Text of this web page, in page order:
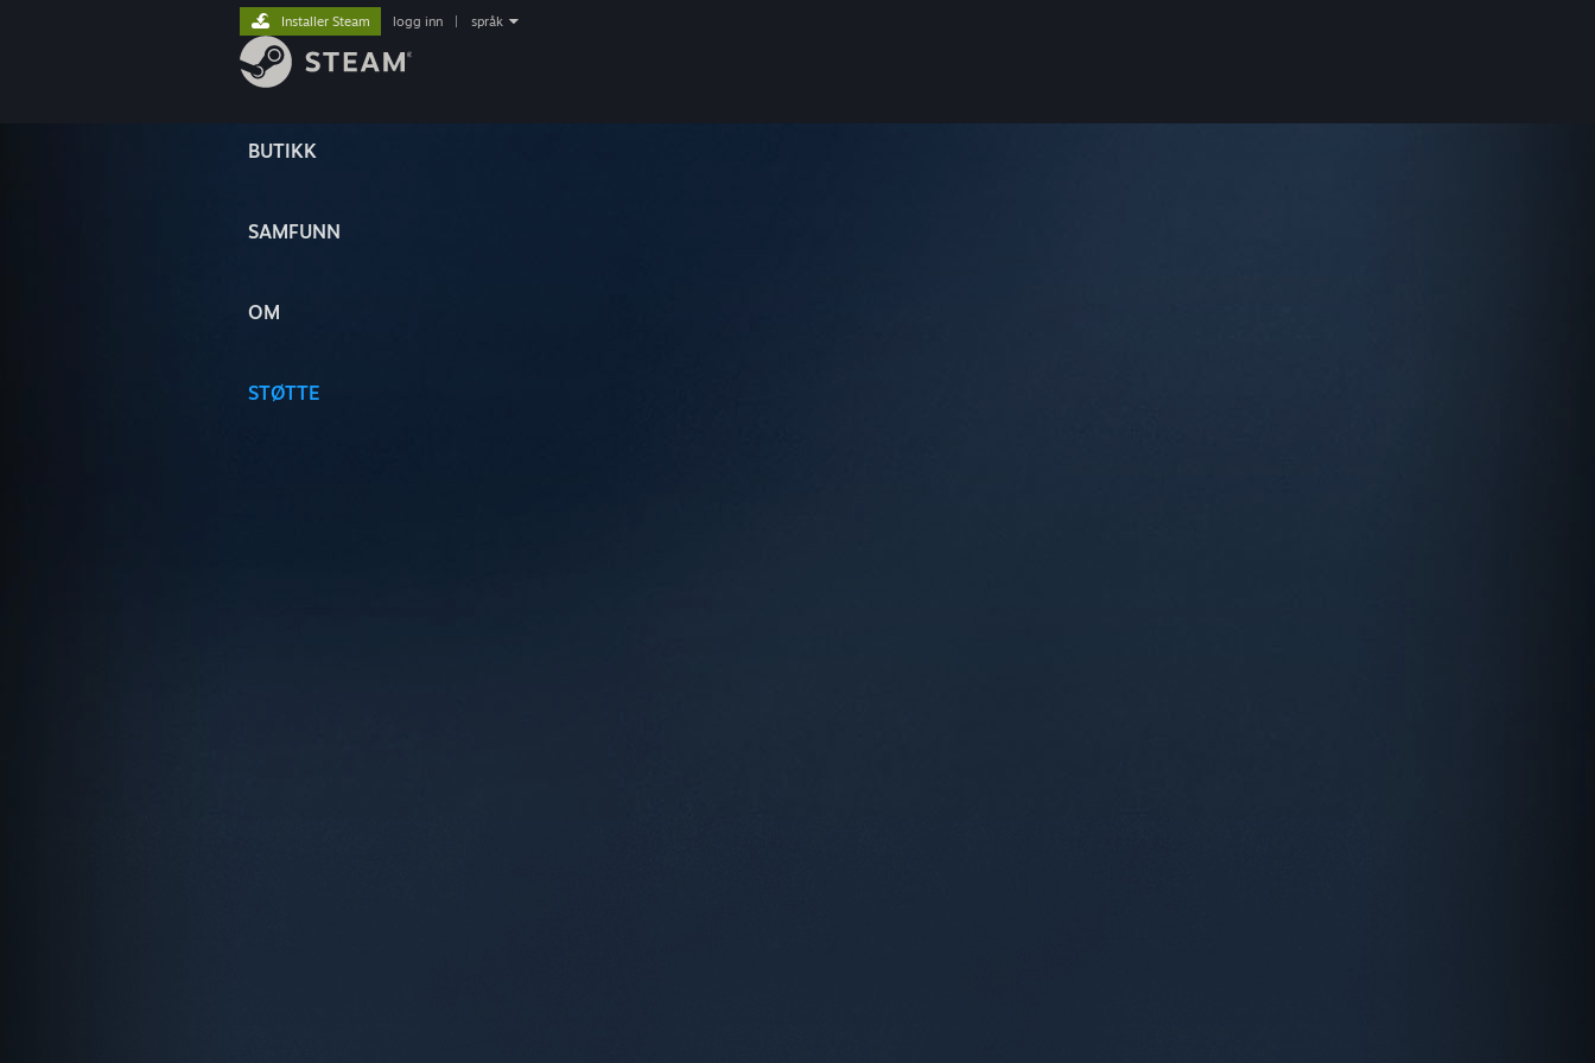
BUTIKK
SAMFUNN
OM
STØTTE
Installer Steam logg inn språk